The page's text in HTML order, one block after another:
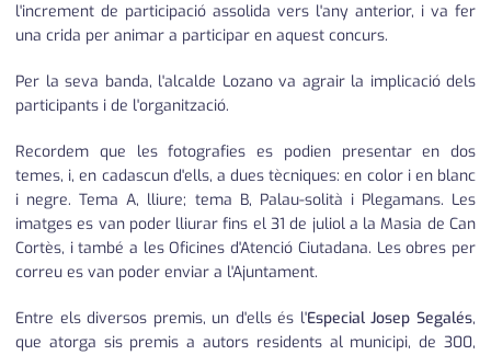
l'increment de participació assolida vers l'any anterior, i va fer
una crida per animar a participar en aquest concurs.
Per la seva banda, l'alcalde Lozano va agrair la implicació dels
participants i de l'organització.
Recordem que les fotografies es podien presentar en dos
temes, i, en cadascun d'ells, a dues tècniques: en color i en blanc
i negre. Tema A, lliure; tema B, Palau-solità i Plegamans. Les
imatges es van poder lliurar fins el 31 de juliol a la Masia de Can
Cortès, i també a les Oficines d'Atenció Ciutadana. Les obres per
correu es van poder enviar a l'Ajuntament.
Entre els diversos premis, un d'ells és l'Especial Josep Segalés,
que atorga sis premis a autors residents al municipi, de 300,